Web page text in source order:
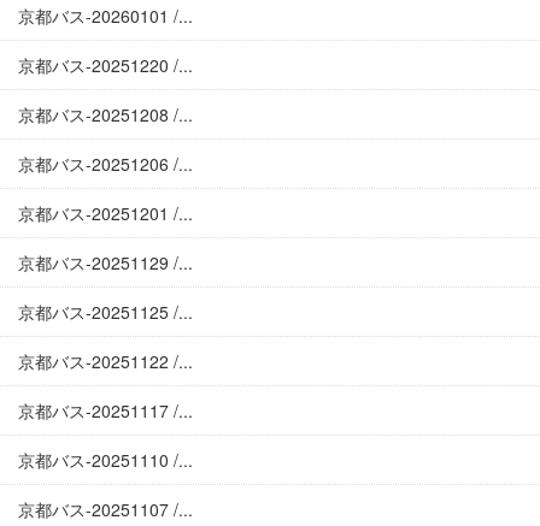
京都バス-20260101 /...
京都バス-20251220 /...
京都バス-20251208 /...
京都バス-20251206 /...
京都バス-20251201 /...
京都バス-20251129 /...
京都バス-20251125 /...
京都バス-20251122 /...
京都バス-20251117 /...
京都バス-20251110 /...
京都バス-20251107 /...